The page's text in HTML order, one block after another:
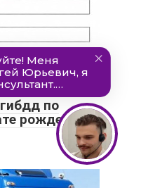
по
рождения